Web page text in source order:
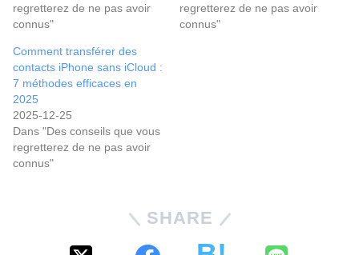
regretterez de ne pas avoir
connus"
regretterez de ne pas avoir
connus"
Comment transférer des
contacts iPhone sans iCloud :
7 méthodes efficaces en
2025
2025-12-25
Dans "Des conseils que vous
regretterez de ne pas avoir
connus"
SHARE